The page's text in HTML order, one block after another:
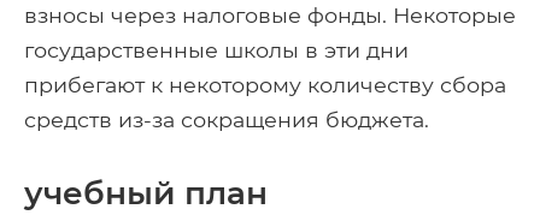
взносы через налоговые фонды. Некоторые
государственные школы в эти дни
прибегают к некоторому количеству сбора
средств из-за сокращения бюджета.
учебный план